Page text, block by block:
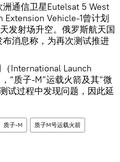
通信卫星Eutelsat 5 West
Extension Vehicle-1曾计划
发射场升空。俄罗斯航天国
消息称，为再次测试推进
International Launch
“质子-M”运载火箭及其“微
试过程中发现问题，因此延
质子-M 质子M号运载火箭